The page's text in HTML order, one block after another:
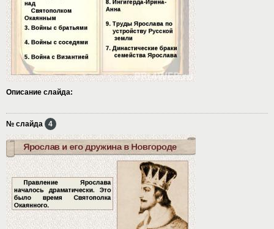
Описание слайда:
№ слайда 4